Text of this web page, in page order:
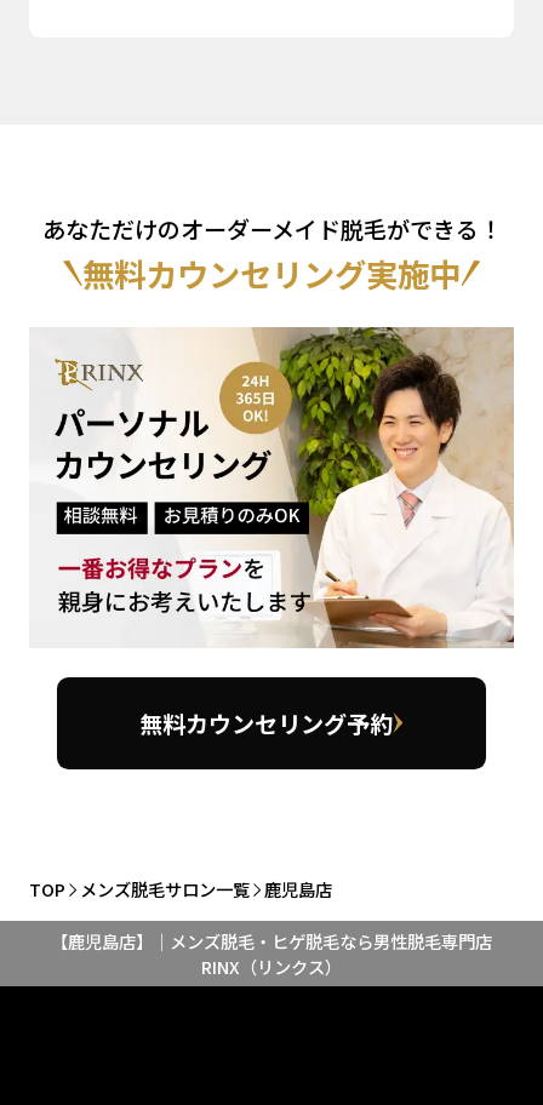
あなただけのオーダーメイド脱毛ができる！
無料カウンセリング実施中
無料カウンセリング予約
TOP メンズ脱毛サロン一覧 鹿児島店
【鹿児島店】｜メンズ脱毛・ヒゲ脱毛なら男性脱毛専門店
RINX（リンクス）